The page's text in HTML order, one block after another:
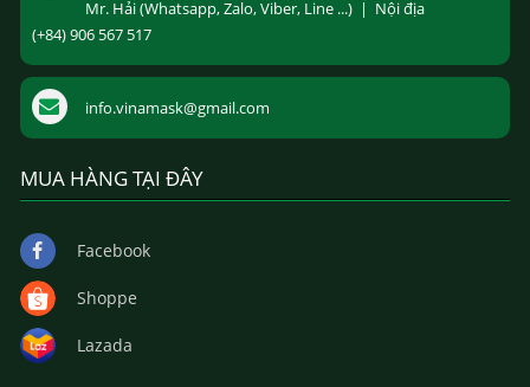
Mr. Hải (Whatsapp, Zalo, Viber, Line ...) | Nội địa
(+84) 906 567 517
info.vinamask@gmail.com
MUA HÀNG TẠI ĐÂY
Facebook
Shoppe
Lazada